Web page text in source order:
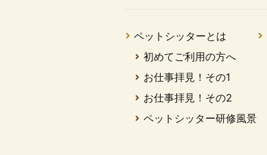
ペットシッターとは
初めてご利用の方へ
お仕事拝見！その1
お仕事拝見！その2
ペットシッター研修風景